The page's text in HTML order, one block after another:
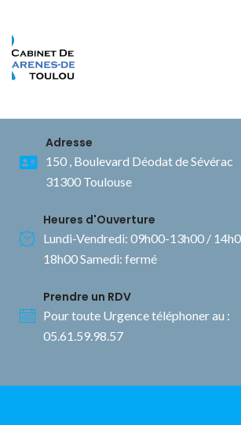
content
Adresse
150 , Boulevard Déodat de Sévérac
31300 Toulouse
Heures d'Ouverture
Lundi-Vendredi: 09h00-13h00 /
18h00 Samedi: fermé
Prendre un RDV
Pour toute Urgence téléphoner au :
05.61.59.98.57